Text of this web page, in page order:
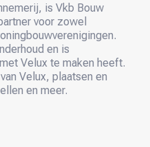
is Vkb Bouw
voor zowel
en is
Velux te maken heeft.
Velux, plaatsen en
en meer.